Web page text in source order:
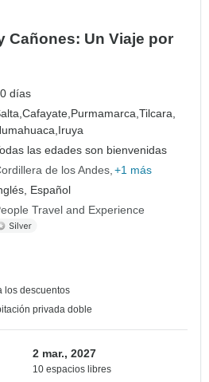
Cañones: Un Viaje por
días
Cafayate, Purmamarca,Tilcara,
Iruya
las edades son bienvenidas
de los Andes +1 más
Español
Travel and Experience
los descuentos
privada doble
2 mar., 2027
10 espacios libres